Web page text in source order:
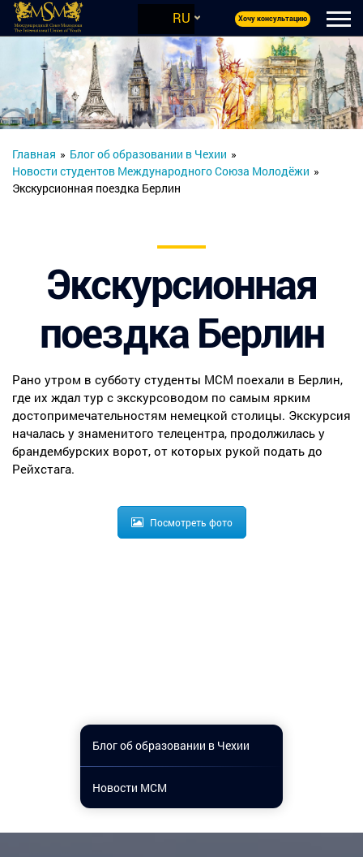
RU Хочу консультацию
Главная » Блог об образовании в Чехии »
Новости студентов Международного Союза Молодёжи »
Экскурсионная поездка Берлин
Блог об образовании в Чехии
Новости МСМ
Экскурсионная
поездка Берлин
Рано утром в субботу студенты МСМ поехали в Берлин,
где их ждал тур с экскурсоводом по самым ярким
достопримечательностям немецкой столицы. Экскурсия
началась у знаменитого телецентра, продолжилась у
брандембурских ворот, от которых рукой подать до
Рейхстага.
Посмотреть фото